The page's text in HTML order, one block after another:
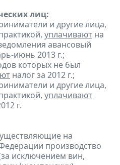
лиц:
и другие лица,
уплачивают на
авансовый
июнь 2013 г.;
которых не был
налог за 2012 г.;
и другие лица,
уплачивают
г.
на
производство
исключением вин,